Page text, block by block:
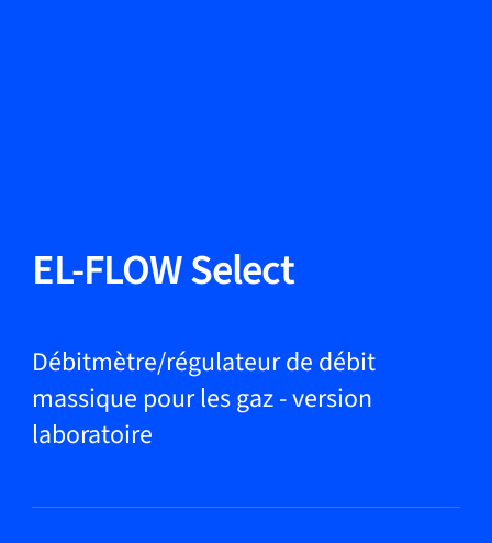
Produits
Applications
Service et assistance
EL-FLOW Select
Débitmètre/régulateur de débit
massique pour les gaz - version
laboratoire